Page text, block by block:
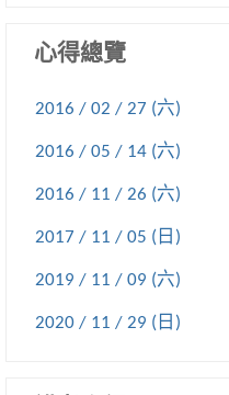
心得總覽
2016 / 02 / 27 (六)
2016 / 05 / 14 (六)
2016 / 11 / 26 (六)
2017 / 11 / 05 (日)
2019 / 11 / 09 (六)
2020 / 11 / 29 (日)